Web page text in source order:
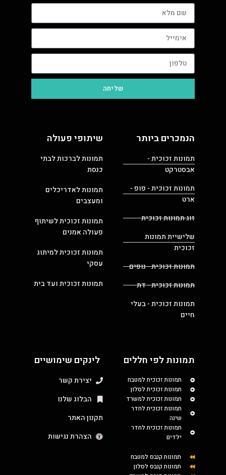
שליחה
הנמכרים ביותר
תמונות זכוכית -
אבסטרקט
תמונות זכוכית - פופ -
ארט
זוג תמונות זכוכית
שלישיית תמונות
זכוכית
תמונות זכוכית - נופים
תמונות זכוכית - דת
תמונות זכוכית - בעלי
חיים
שיתופי פעולה
תמונות לברכות לבתי
כנסת
תמונות לאדריכלים
ומעצבים
תמונות זכוכית לשיתוף
פעולה אמנים
תמונות זכוכית למיתוג
עסקי
תמונות זכוכית ועד בית
תמונות לפי חללים
תמונות זכוכית למטבח
תמונות זכוכית לסלון
תמונות זכוכית למשרד
תמונות זכוכית לחדר
שינה
תמונות זכוכית לחדר
ילדים
תמונות קנבס למטבח
תמונות קנבס לסלון
לינקים שימושיים
יצירת קשר
הבלוג שלנו
תקנון האתר
הצהרת נגישות